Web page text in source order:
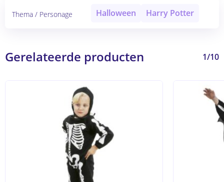
Thema / Personage Halloween Harry Potter
Gerelateerde producten 1/10